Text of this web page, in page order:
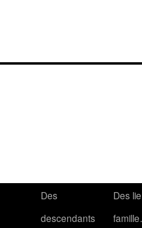
Des
descendants
Des